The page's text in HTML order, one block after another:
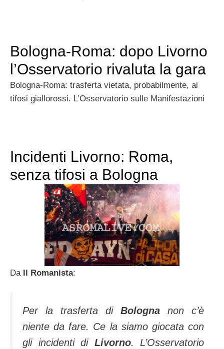
Bologna-Roma: dopo Livorno
l’Osservatorio rivaluta la gara
Bologna-Roma: trasferta vietata, probabilmente, ai
tifosi giallorossi. L’Osservatorio sulle Manifestazioni
Incidenti Livorno: Roma,
senza tifosi a Bologna
DaIl Romanista:
Per la trasferta di Bologna non c’è
niente da fare. Ce la siamo giocata con
gli incidenti di Livorno. L’Osservatorio